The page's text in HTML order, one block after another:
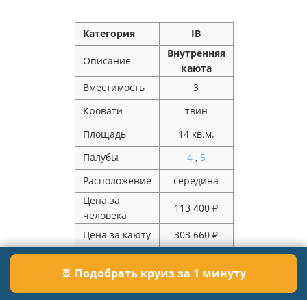
Категория IB
Описание
Внутренняя
каюта
Вместимость
3
Кровати
твин
Площадь
14 кв.м.
Палубы
4, 5
Расположение
середина
Цена за
человека
113 400 ₽
Цена за каюту 303 660 ₽
🚢 Подобрать круиз за 1 минуту